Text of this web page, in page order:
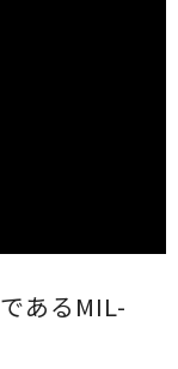
あるMIL-